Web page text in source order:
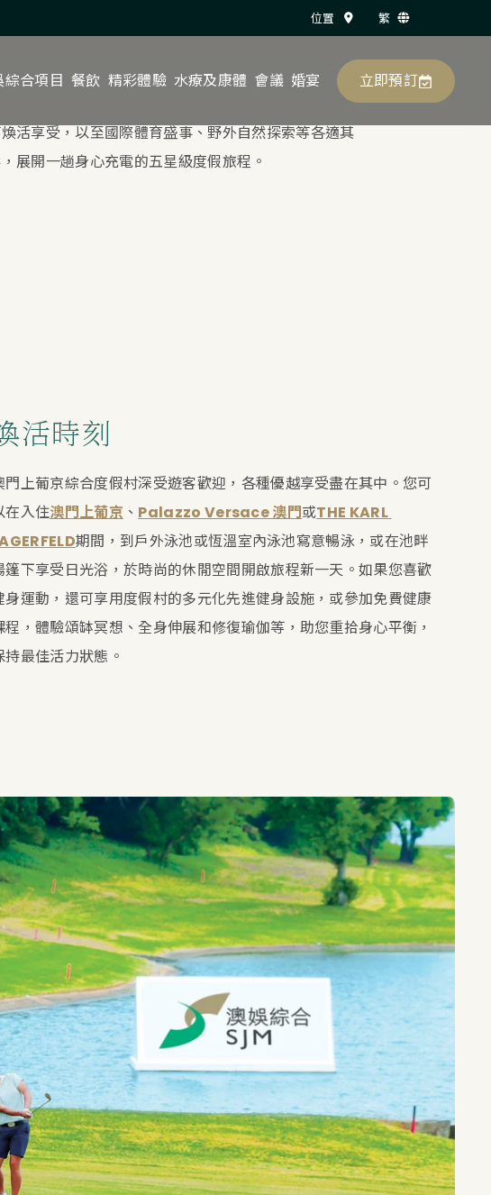
位置 繁
綜合項目 餐飲 精彩體驗 水療及康體 會議 婚宴 立即預訂
活享受，以至國際體育盛事、野外自然探索等各適其
展開一趟身心充電的五星級度假旅程。
活時刻
門上葡京綜合度假村深受遊客歡迎，各種優越享受盡在其中。您可
在入住澳門上葡京 、 Palazzo Versace 澳門或THE KARL
期間，到戶外泳池或恆溫室內泳池寫意暢泳，或在池畔
篷下享受日光浴，於時尚的休閒空間開啟旅程新一天。如果您喜歡
身運動，還可享用度假村的多元化先進健身設施，或參加免費健康
程，體驗頌缽冥想、全身伸展和修復瑜伽等，助您重拾身心平衡，
持最佳活力狀態。